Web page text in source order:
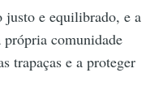
justo e equilibrado, e a
comunidade
trapaças e a proteger